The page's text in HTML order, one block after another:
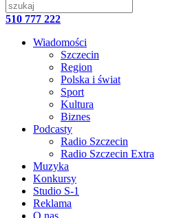
510 777 222
Wiadomości
Szczecin
Region
Polska i świat
Sport
Kultura
Biznes
Podcasty
Radio Szczecin
Radio Szczecin Extra
Muzyka
Konkursy
Studio S-1
Reklama